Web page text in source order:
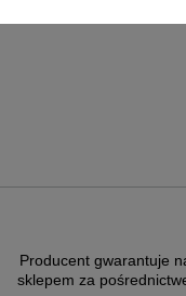
Producent gwarantuje
sklepem za